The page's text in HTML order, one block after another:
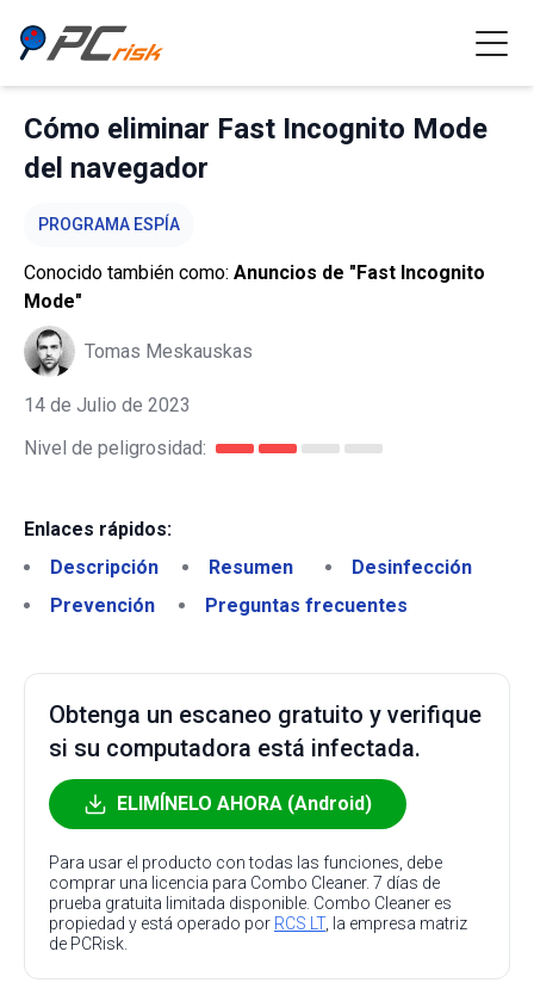
Cómo eliminar Fast Incognito Mode
del navegador
PROGRAMA ESPÍA
Conocido también como: Anuncios de "Fast Incognito
Mode"
Tomas Meskauskas
14 de Julio de 2023
Nivel de peligrosidad:
Enlaces rápidos:
Descripción
Resumen
Desinfección
Prevención
Preguntas frecuentes
Obtenga un escaneo gratuito y verifique
si su computadora está infectada.
ELIMÍNELO AHORA (Android)
Para usar el producto con todas las funciones, debe
comprar una licencia para Combo Cleaner. 7 días de
prueba gratuita limitada disponible. Combo Cleaner es
propiedad y está operado por RCS LT, la empresa matriz
de PCRisk.